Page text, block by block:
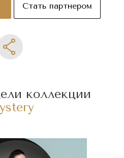
Стать партнером
коллекции